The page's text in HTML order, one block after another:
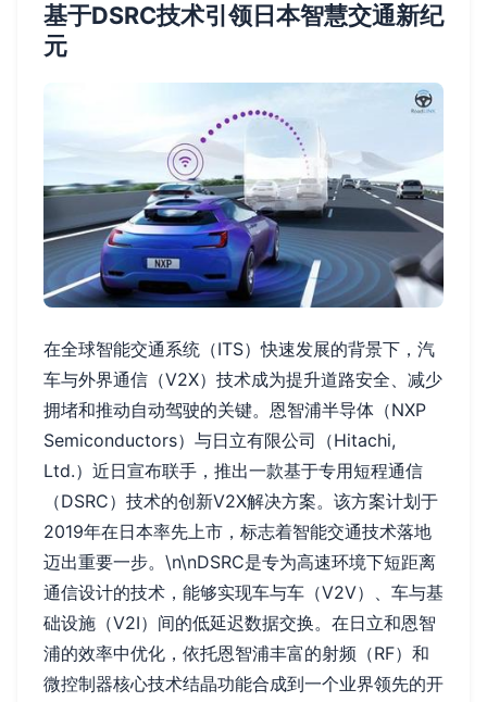
基于DSRC技术引领日本智慧交通新纪
元
在全球智能交通系统（ITS）快速发展的背景下，汽
车与外界通信（V2X）技术成为提升道路安全、减少
拥堵和推动自动驾驶的关键。恩智浦半导体（NXP
Semiconductors）与日立有限公司（Hitachi,
Ltd.）近日宣布联手，推出一款基于专用短程通信
（DSRC）技术的创新V2X解决方案。该方案计划于
2019年在日本率先上市，标志着智能交通技术落地
迈出重要一步。\n\nDSRC是专为高速环境下短距离
通信设计的技术，能够实现车与车（V2V）、车与基
础设施（V2I）间的低延迟数据交换。在日立和恩智
浦的效率中优化，依托恩智浦丰富的射频（RF）和
微控制器核心技术结晶功能合成到一个业界领先的开